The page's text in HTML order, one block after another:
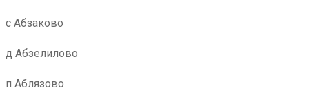
с Абзаково
д Абзелилово
п Аблязово